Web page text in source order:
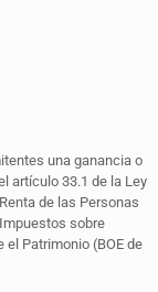
una ganancia o
artículo 33.1 de la Ley
de las Personas
sobre
el Patrimonio (BOE de